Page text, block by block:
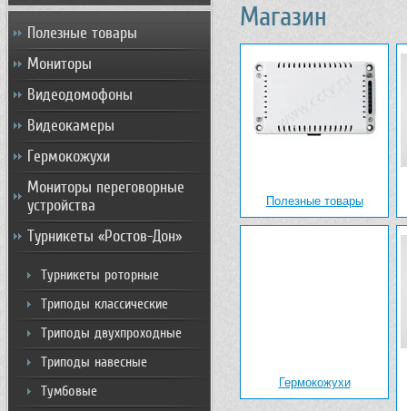
Магазин
Полезные товары
Гермокожухи
Полезные товары
Мониторы
Видеодомофоны
Видеокамеры
Гермокожухи
Мониторы переговорные
устройства
Турникеты «Ростов-Дон»
Турникеты роторные
Триподы классические
Триподы двухпроходные
Триподы навесные
Тумбовые